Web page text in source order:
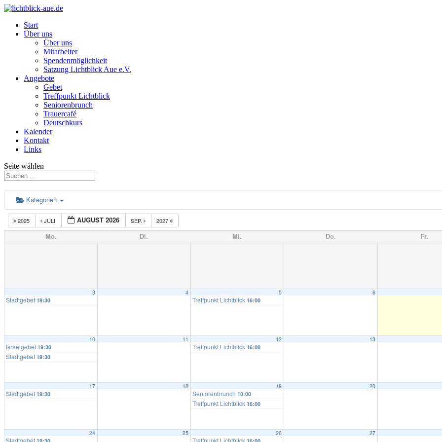
Start
Über uns
Über uns
Mitarbeiter
Spendenmöglichkeit
Satzung Lichtblick Aue e.V.
Angebote
Gebet
Treffpunkt Lichtblick
Seniorenbrunch
Trauercafé
Deutschkurs
Kalender
Kontakt
Links
Seite wählen
Kategorien
2025 JULI AUGUST 2026 SEP. 2027
Mo. Di. Mi. Do. Fr.
3
Stadtgebet 19:30
4 5
Treffpunkt Lichtblick 16:00
6
10
Israelgebet 19:30
Stadtgebet 19:30
11 12
Treffpunkt Lichtblick 16:00
13
17
Stadtgebet 19:30
18 19
Seniorenbrunch 10:00
Treffpunkt Lichtblick 16:00
20
24
Stadtgebet
25 26
Treffpunkt Lichtblick
27